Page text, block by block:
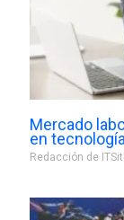
Mercado
en
Redacción de